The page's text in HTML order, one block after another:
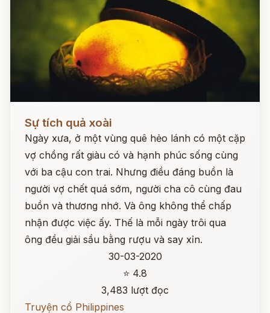
Sự tích quả xoài
Ngày xưa, ở một vùng quê hẻo lánh có một cặp
vợ chồng rất giàu có và hạnh phúc sống cùng
với ba cậu con trai. Nhưng điều đáng buồn là
người vợ chết quá sớm, người cha cô cùng đau
buồn và thương nhớ. Và ông không thể chấp
nhận được việc ấy. Thế là mỗi ngày trôi qua
ông đều giải sầu bằng rượu và say xỉn.
30-03-2020
⭐ 4.8
3,483 lượt đọc
Truyện cổ Philippines